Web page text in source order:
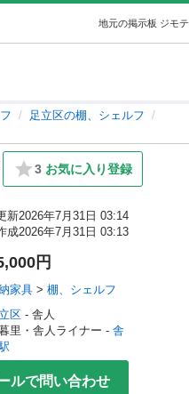
地元の掲示板 ジモ
足立区の棚、シェルフ
3 お気に入り登録
新2026年7月31日 03:14
成2026年7月31日 03:13
円
家具 > 棚、シェルフ
区 - 舎人
里・舎人ライナー - 舎
ルで問い合わせ